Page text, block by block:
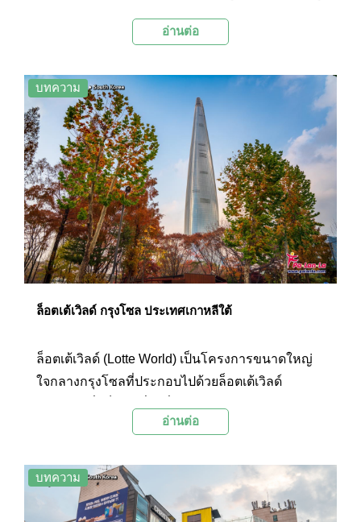
สถาปัตยกรรมดั้งเดิมอันงดงามที่สะท้อนถึงศิลปะ
ทางธรรมชาติของป่าไม้ ไฮไลท์ของวัดแห่งนี้คือการ
เดินขึ้นไปสักการะพระพุทธรูปที่แกะสลักด้วยหินอ่อน
ซึ่งเป็นพระพุทธรูปองค์ใหญ่ที่สุดของเกาหลีใต้ โดยมี
ความสูง 23 เมตร เป็นวัดที่ผู้คนนิยมมาไหว้ขอพร
เสริมสิริมงคลกันอย่างไม่ขาดสาย
อ่านต่อ
บทความ
ล็อตเต้เวิลด์ กรุงโซล ประเทศเกาหลีใต้
ล็อตเต้เวิลด์ (Lotte World) เป็นโครงการขนาดใหญ่
ใจกลางกรุงโซลที่ประกอบไปด้วยล็อตเต้เวิลด์
บนสุดของตึกเป็นที่ตั้งของชั้นโซลสกายซึ่งเป็นจุดชม
ล็อตเต้เวิลด์แอดเวนเจอร์ที่เป็นสวนสนุกในร่มขนาด
ใหญ่ที่มีเครื่องเล่นกว่าห้าสิบชนิด ไปจนถึงแหล่งชอป
ปิงอย่างห้างล็อตเต้เวิลด์มอลล์ และพิพิธภัณฑ์สัตว์น้ำ
อ่านต่อ
บทความ